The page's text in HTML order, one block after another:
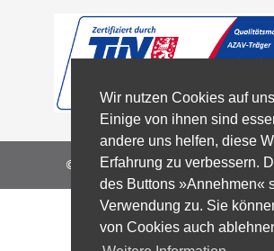
Wir nutzen Cookies auf
Einige von ihnen sind
andere uns helfen, diese
Erfahrung zu verbessern.
des Buttons »Annehmen«
Verwendung zu. Sie
von Cookies auch
© 2026 | Bildungszentrum der